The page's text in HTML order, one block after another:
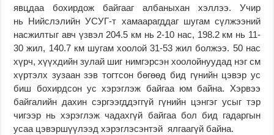
явцдаа бохирдож байгааг албаныхан хэллээ. Учир
нь Нийслэлийн УСУГ-т хамаарагддаг шугам сүлжээний
насжилтыг авч үзвэл 204.5 км нь 2-10 нас, 198.2 км нь 11-
30 жил, 140.7 км шугам хоолой 31-53 жил болжээ. 50 нас
хүрч, хүүхдийн зулай шиг нимгэрсэн хоолойнуудад нэг см
хүртэлх зузаан зэв тогтсон бөгөөд бид гүнийн цэвэр ус
биш бохирдсон ус хэрэглэж байгаа юм байна. Хэрвээ
байгалийн дахин сэргээгддэггүй гүнийн цэнгэг усыг тэр
чигээр нь хэрэглэж чадахгүй байгаа бол бид гадаргын
усаа цэвэршүүлээд хэрэглэсэнтэй ялгаагүй байна.